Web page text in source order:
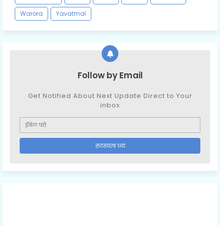
Warora
Yavatmal
Follow by Email
Get Notified About Next Update Direct to Your
inbox